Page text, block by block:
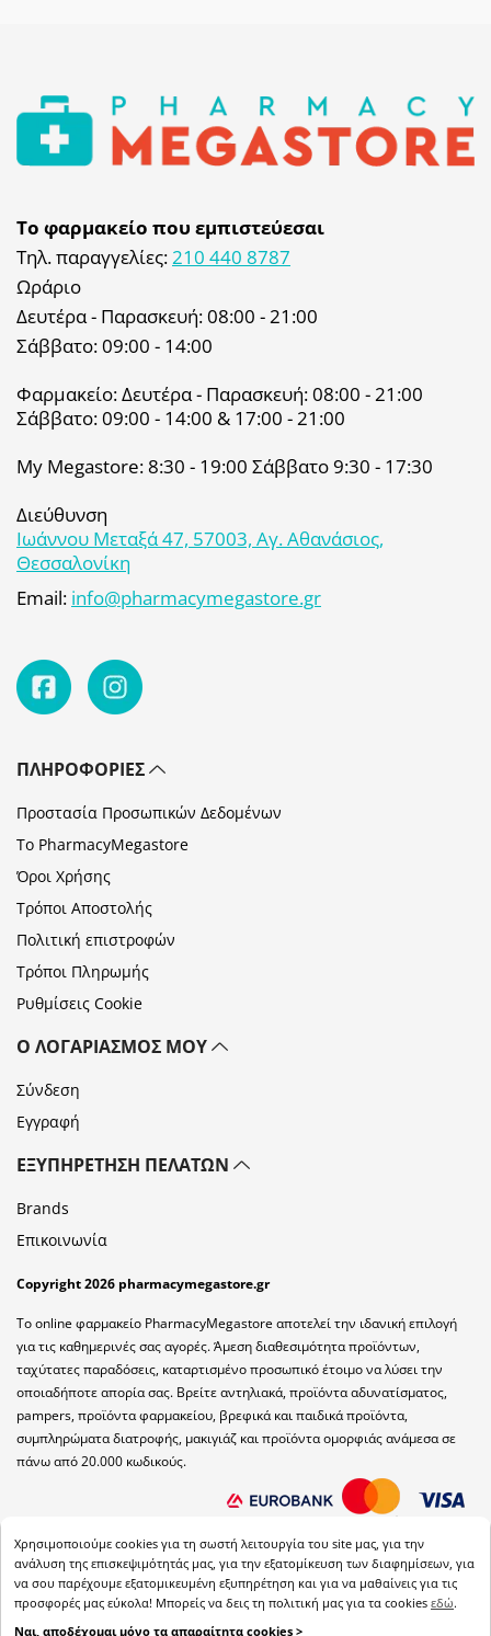
Το φαρμακείο που εμπιστεύεσαι
Τηλ. παραγγελίες:210 440 8787
Ωράριο
Δευτέρα - Παρασκευή: 08:00 - 21:00
Σάββατο: 09:00 - 14:00
Φαρμακείο: Δευτέρα - Παρασκευή: 08:00 - 21:00
Σάββατο: 09:00 - 14:00 & 17:00 - 21:00
My Megastore: 8:30 - 19:00 Σάββατο 9:30 - 17:30
Διεύθυνση
Ιωάννου Μεταξά 47, 57003, Αγ. Αθανάσιος,
Θεσσαλονίκη
Email: info@pharmacymegastore.gr
ΠΛΗΡΟΦΟΡΊΕΣ
Προστασία Προσωπικών Δεδομένων
Το PharmacyMegastore
Όροι Χρήσης
Τρόποι Αποστολής
Πολιτική επιστροφών
Τρόποι Πληρωμής
Ρυθμίσεις Cookie
Ο ΛΟΓΑΡΙΑΣΜΌΣ ΜΟΥ
Σύνδεση
Εγγραφή
ΕΞΥΠΗΡΈΤΗΣΗ ΠΕΛΑΤΏΝ
Brands
Επικοινωνία
Copyright 2026 pharmacymegastore.gr
Το online φαρμακείο PharmacyMegastore αποτελεί την ιδανική επιλογή
για τις καθημερινές σας αγορές. Άμεση διαθεσιμότητα προϊόντων,
ταχύτατες παραδόσεις, καταρτισμένο προσωπικό έτοιμο να λύσει την
οποιαδήποτε απορία σας. Βρείτε αντηλιακά, προϊόντα αδυνατίσματος,
pampers, προϊόντα φαρμακείου, βρεφικά και παιδικά προϊόντα,
συμπληρώματα διατροφής, μακιγιάζ και προϊόντα ομορφιάς ανάμεσα σε
πάνω από 20.000 κωδικούς.
Χρησιμοποιούμε cookies για τη σωστή λειτουργία του site μας, για την
ανάλυση της επισκεψιμότητάς μας, για την εξατομίκευση των διαφημίσεων, για
να σου παρέχουμε εξατομικευμένη εξυπηρέτηση και για να μαθαίνεις για τις
προσφορές μας εύκολα! Μπορείς να δεις τη πολιτική μας για τα cookies εδώ.
Ναι, αποδέχομαι μόνο τα απαραίτητα cookies >